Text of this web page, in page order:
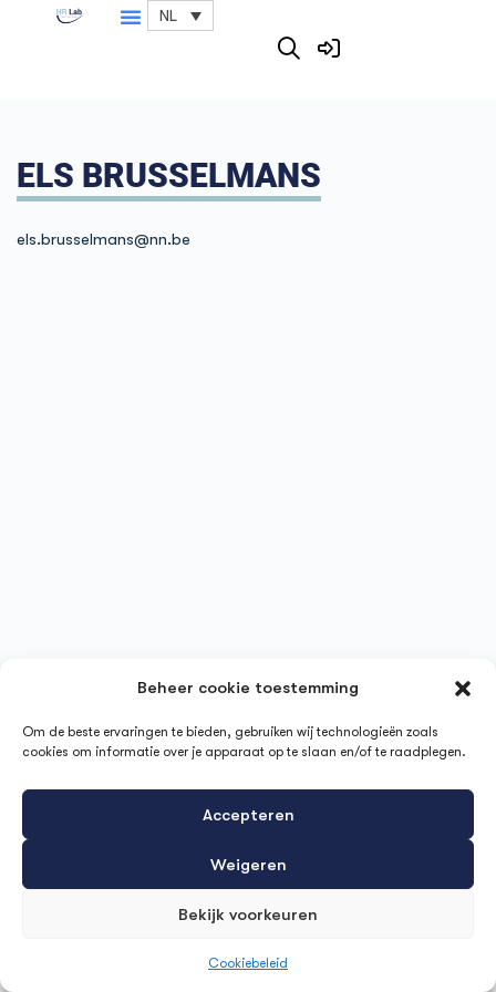
Beheer cookie toestemming
Om de beste ervaringen te bieden, gebruiken wij technologieën zoals
cookies om informatie over je apparaat op te slaan en/of te raadplegen.
Accepteren
Weigeren
Bekijk voorkeuren
Cookiebeleid
NL
ELS BRUSSELMANS
els.brusselmans@nn.be